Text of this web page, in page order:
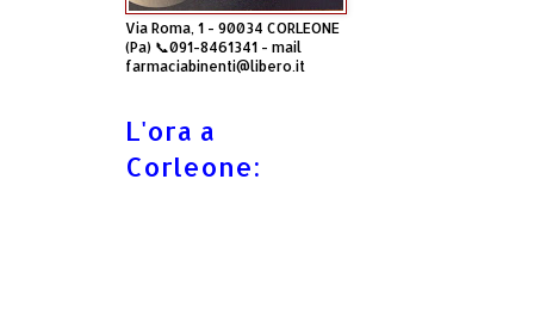
Via Roma, 1 - 90034 CORLEONE
(Pa) 📞091-8461341 - mail
farmaciabinenti@libero.it
L'ora a
Corleone: